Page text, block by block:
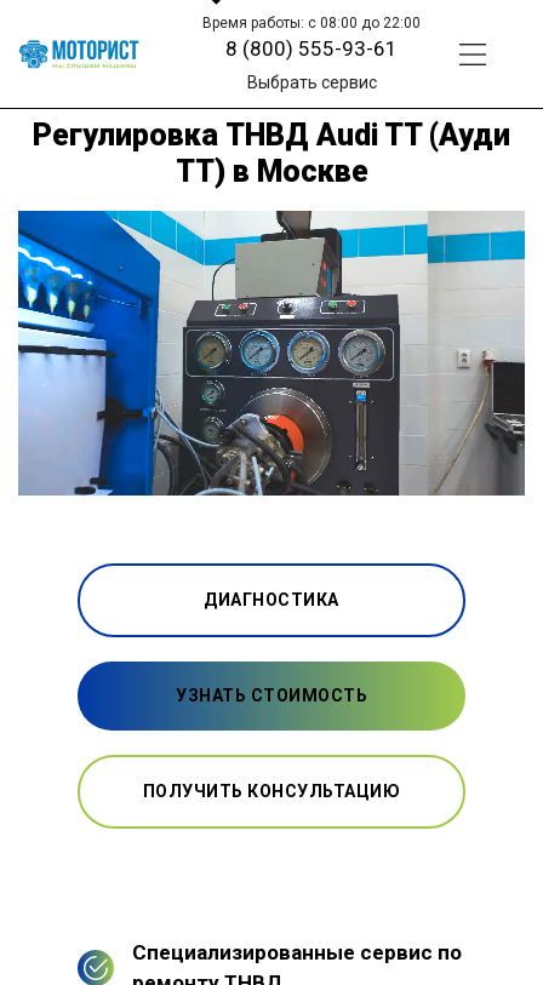
Время работы: с 08:00 до 22:00
8 (800) 555-93-61
Выбрать сервис
Регулировка ТНВД Audi TT (Ауди
ТТ) в Москве
ДИАГНОСТИКА
УЗНАТЬ СТОИМОСТЬ
ПОЛУЧИТЬ КОНСУЛЬТАЦИЮ
Специализированные сервис по